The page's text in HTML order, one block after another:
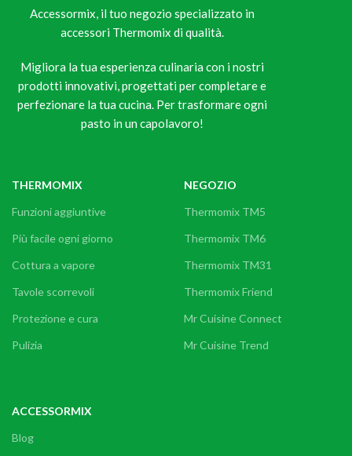
Accessormix, il tuo negozio specializzato in
accessori Thermomix di qualità.
Migliora la tua esperienza culinaria con i nostri
prodotti innovativi, progettati per completare e
perfezionare la tua cucina. Per trasformare ogni
pasto in un capolavoro!
THERMOMIX
Funzioni aggiuntive
Più facile ogni giorno
Cottura a vapore
Tavole scorrevoli
Protezione e cura
Pulizia
NEGOZIO
Thermomix TM5
Thermomix TM6
Thermomix TM31
Thermomix Friend
Mr Cuisine Connect
Mr Cuisine Trend
ACCESSORMIX
Blog